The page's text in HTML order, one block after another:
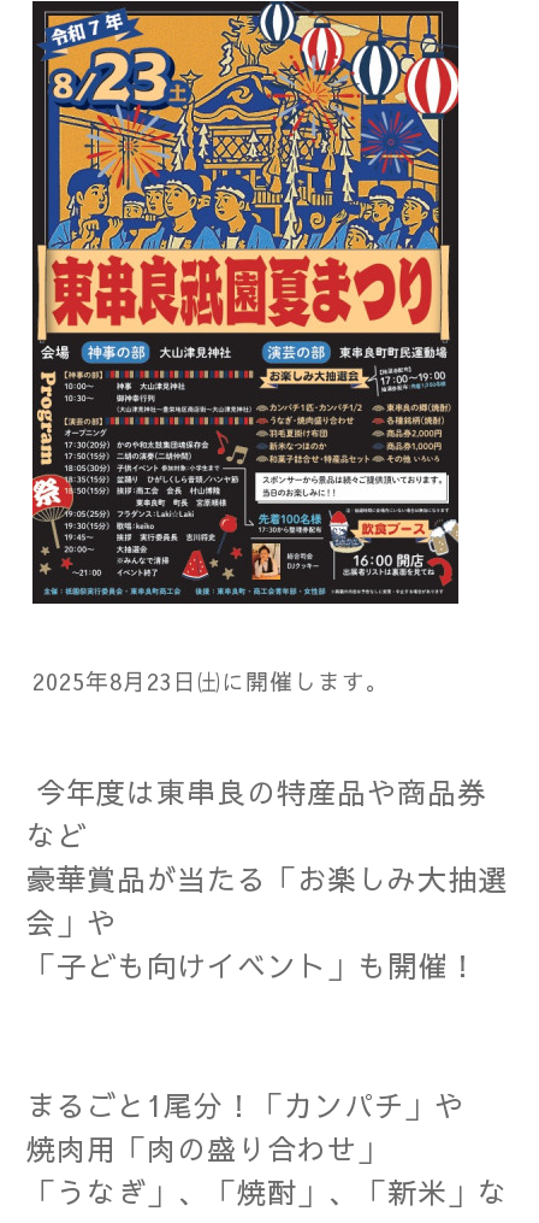
2025年8月23日㈯に開催します。
今年度は東串良の特産品や商品券
など
豪華賞品が当たる 「お楽しみ大抽選
会」や
「子ども向けイベント」も開催！
まるごと1尾分！「カンパチ」や
焼肉用「肉の盛り合わせ」
「うなぎ」、「焼酎」、「新米」な